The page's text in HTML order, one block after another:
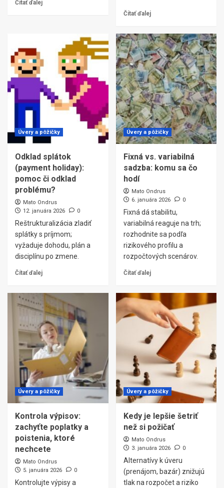
Čítať ďalej
Čítať ďalej
Úvery a pôžičky
Odklad splátok
(payment holiday):
pomoc či odklad
problému?
Mato Ondrus
12. januára 2026
0
Reštrukturalizácia zladiť
splátky s príjmom;
vyžaduje dohodu, plán a
disciplínu po zmene.
Čítať ďalej
Úvery a pôžičky
Fixná vs. variabilná
sadzba: komu sa čo
hodí
Mato Ondrus
6. januára 2026
0
Fixná dá stabilitu,
variabilná reaguje na trh;
rozhodnite sa podľa
rizikového profilu a
rozpočtových scenárov.
Čítať ďalej
Úvery a pôžičky
Kontrola výpisov:
zachyťte poplatky a
poistenia, ktoré
nechcete
Mato Ondrus
5. januára 2026
0
Kontrolujte výpisy a
Úvery a pôžičky
Kedy je lepšie šetriť
než si požičať
Mato Ondrus
3. januára 2026
0
Alternatívy k úveru
(prenájom, bazár) znižujú
tlak na rozpočet a riziko